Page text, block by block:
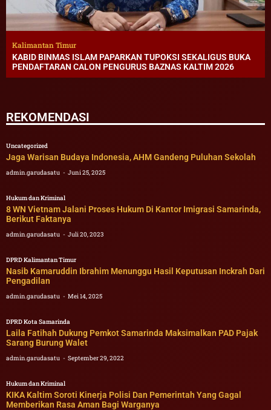
Kalimantan Timur
KABID BINMAS ISLAM PAPARKAN TUPOKSI SEKALIGUS BUKA
PENDAFTARAN CALON PENGURUS BAZNAS KALTIM 2026
REKOMENDASI
Uncategorized
Jaga Warisan Budaya Indonesia, AHM Gandeng Puluhan Sekolah
admin.garudasatu Juni 25, 2025
Hukum dan Kriminal
8 WN Vietnam Jalani Proses Hukum Di Kantor Imigrasi Samarinda,
Berikut Faktanya
admin.garudasatu Juli 20, 2023
DPRD Kalimantan Timur
Nasib Kamaruddin Ibrahim Menunggu Hasil Keputusan Inckrah Dari
Pengadilan
admin.garudasatu Mei 14, 2025
DPRD Kota Samarinda
Laila Fatihah Dukung Pemkot Samarinda Maksimalkan PAD Pajak
Sarang Burung Walet
admin.garudasatu September 29, 2022
Hukum dan Kriminal
KIKA Kaltim Soroti Kinerja Polisi Dan Pemerintah Yang Gagal
Memberikan Rasa Aman Bagi Warganya